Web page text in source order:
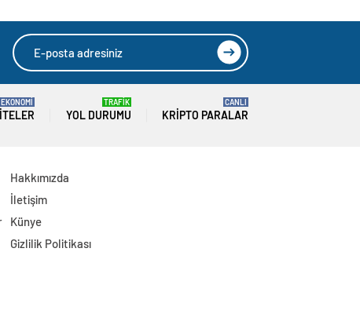
Gerçekleştiriyor
EKONOMİ
YOL DURUMU
TRAFİK
KRIPTO PARALAR
CANLI
Hakkımızda
İletişim
Künye
Gizlilik Politikası